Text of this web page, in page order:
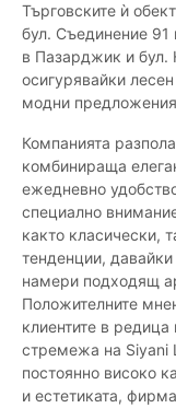
Търговските ѝ
бул. Съединение 91
в Пазарджик и бул.
осигурявайки
модни
Компанията
комбинираща
ежедневно
специално
както класически,
тенденции,
намери подходящ
Положителните
клиентите в
стремежа на Siyani
постоянно високо
и естетиката,